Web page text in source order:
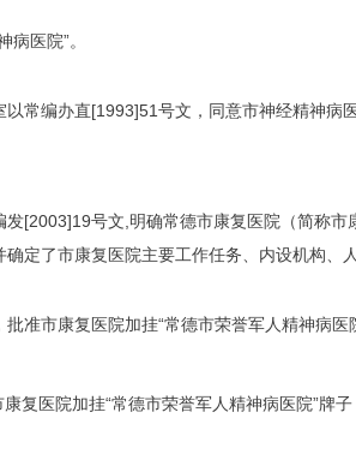
医院”。
常编办直[1993]51号文，同意市神经精神病
[2003]19号文,明确常德市康复医院（简称
定了市康复医院主要工作任务、内设机构、
准市康复医院加挂“常德市荣誉军人精神病医
复医院加挂“常德市荣誉军人精神病医院”牌